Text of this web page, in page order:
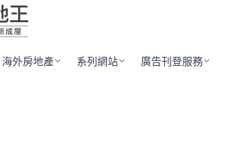
海外房地產 系列網站 廣告刊登服務